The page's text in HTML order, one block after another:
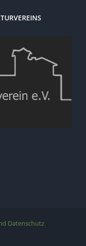
Datenschutz